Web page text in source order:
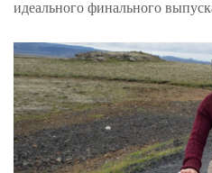
идеального финального